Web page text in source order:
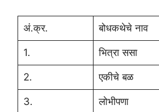
अं.क्र. बोधकथेचे नाव
1. भित्रा ससा
2. एकीचे बळ
3. लोभीपणा